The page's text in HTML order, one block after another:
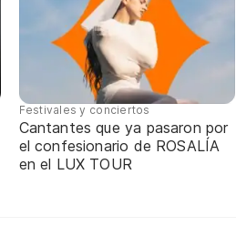
Festivales y conciertos
Cantantes que ya pasaron por
el confesionario de ROSALÍA
en el LUX TOUR